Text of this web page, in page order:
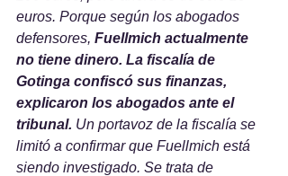
euros. Porque según los abogados
defensores, Fuellmich actualmente
no tiene dinero. La fiscalía de
Gotinga confiscó sus finanzas,
explicaron los abogados ante el
tribunal. Un portavoz de la fiscalía se
limitó a confirmar que Fuellmich está
siendo investigado. Se trata de